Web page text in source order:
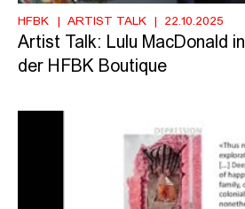
HFBK ARTIST TALK 22.10.2025
Artist Talk: Lulu MacDonald in
der HFBK Boutique